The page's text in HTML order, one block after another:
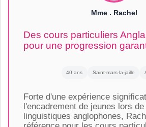
Mme . Rachel
Des cours particuliers
pour une progression
40 ans Saint-mars-la-jaille
Forte d'une expérience
l'encadrement de jeunes lors
linguistiques anglophones,